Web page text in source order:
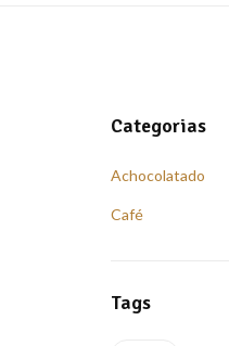
Categorias
Achocolatado
Café
Tags